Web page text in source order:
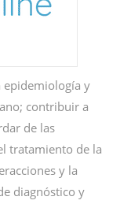
epidemiología y
contribuir a
de las
tratamiento de la
y la
diagnóstico y